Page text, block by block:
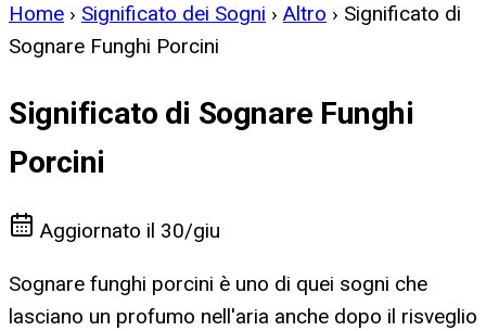
Home › Significato dei Sogni › Altro › Significato di
Sognare Funghi Porcini
Significato di Sognare Funghi
Porcini
Aggiornato il 30/giu
Sognare funghi porcini è uno di quei sogni che
lasciano un profumo nell'aria anche dopo il risveglio